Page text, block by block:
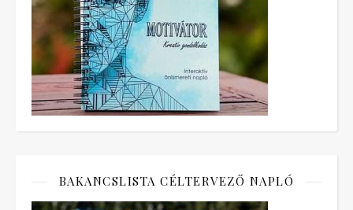
BAKANCSLISTA CÉLTERVEZŐ NAPLÓ